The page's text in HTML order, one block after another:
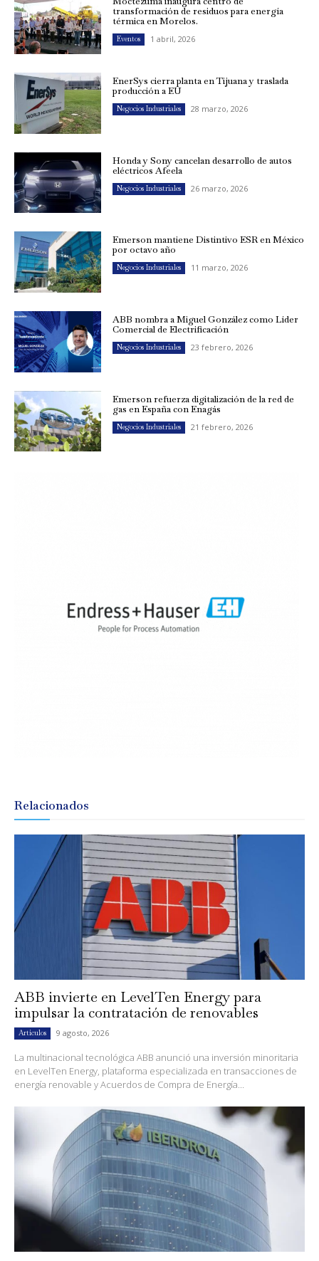
transformación de residuos para energía
térmica en Morelos.
Eventos 1 abril, 2026
EnerSys cierra planta en Tijuana y traslada
producción a EU
Negocios Industriales 28 marzo, 2026
Honda y Sony cancelan desarrollo de autos
eléctricos Afeela
Negocios Industriales 26 marzo, 2026
Emerson mantiene Distintivo ESR en México
por octavo año
Negocios Industriales 11 marzo, 2026
ABB nombra a Miguel González como Líder
Comercial de Electrificación
Negocios Industriales 23 febrero, 2026
Emerson refuerza digitalización de la red de
gas en España con Enagás
Negocios Industriales 21 febrero, 2026
Relacionados
ABB invierte en LevelTen Energy para
impulsar la contratación de renovables
Artículos 9 agosto, 2026
La multinacional tecnológica ABB anunció una inversión minoritaria
en LevelTen Energy, plataforma especializada en transacciones de
energía renovable y Acuerdos de Compra de Energía...